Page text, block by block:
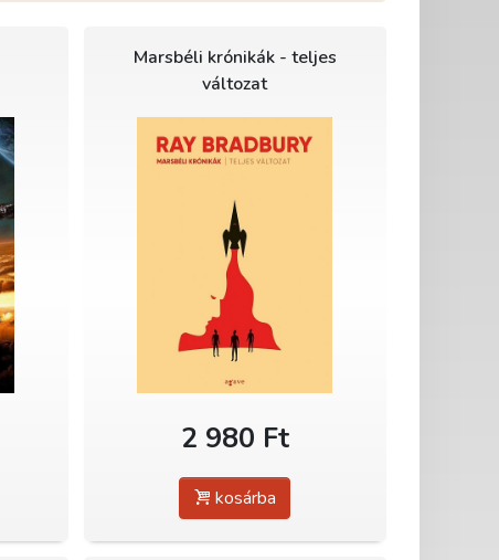
Marsbéli krónikák - teljes
változat
2 980 Ft
kosárba